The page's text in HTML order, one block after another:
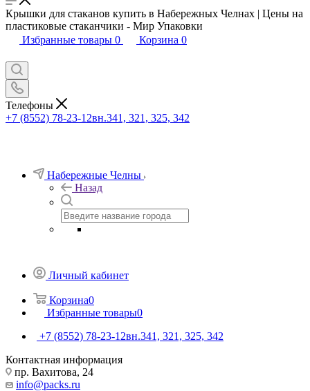
Крышки для стаканов купить в Набережных Челнах | Цены на
пластиковые стаканчики - Мир Упаковки
Избранные товары 0 Корзина 0
Телефоны
+7 (8552) 78-23-12вн.341, 321, 325, 342
Набережные Челны
Назад
Личный кабинет
Корзина0
Избранные товары0
+7 (8552) 78-23-12вн.341, 321, 325, 342
Контактная информация
пр. Вахитова, 24
info@packs.ru